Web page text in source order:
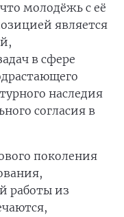
молодёжь с её
является
в сфере
наследия
согласия в
поколения
работы из